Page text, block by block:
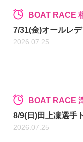
BOAT RACE
7/31(金)オールレ
2026.07.25
BOAT RACE
8/9(日)田上凜選手
2026.07.25